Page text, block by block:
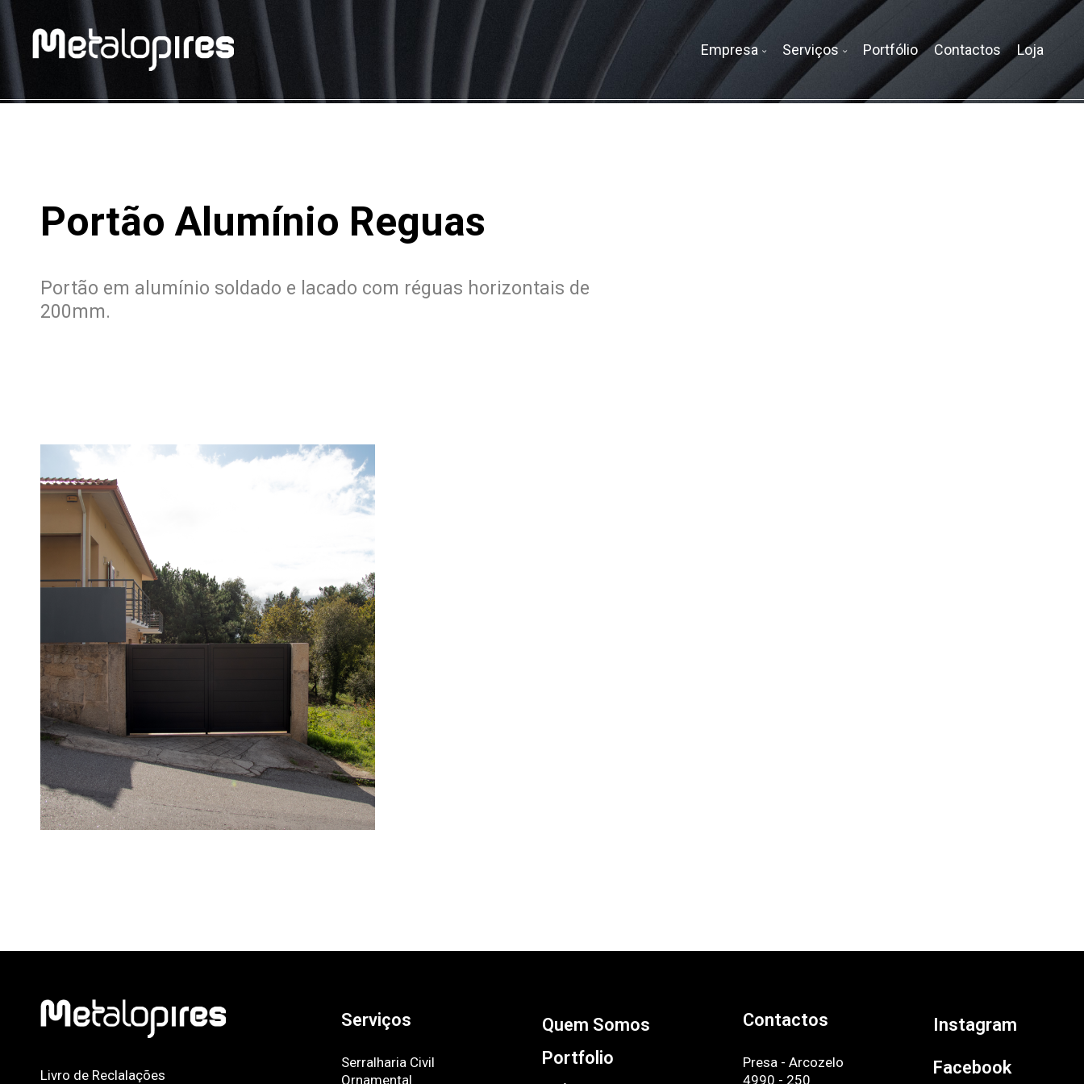
Empresa Serviços Portfólio Contactos Loja
Portão Alumínio Reguas
Portão em alumínio soldado e lacado com réguas horizontais de
200mm.
Livro de Reclalações
Serviços
Serralharia Civil
Ornamental
Quem Somos
Portfolio
Contactos
Presa - Arcozelo
4990 - 250
Instagram
Facebook